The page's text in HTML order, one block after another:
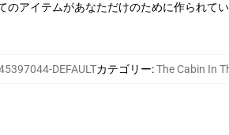
アイテムがあなただけのために作られて
DEFAULTカテゴリー:The Cabin In